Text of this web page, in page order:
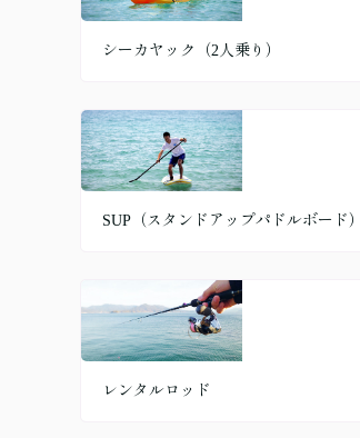
シーカヤック（2人乗り）
SUP（スタンドアップパドルボード）
レンタルロッド